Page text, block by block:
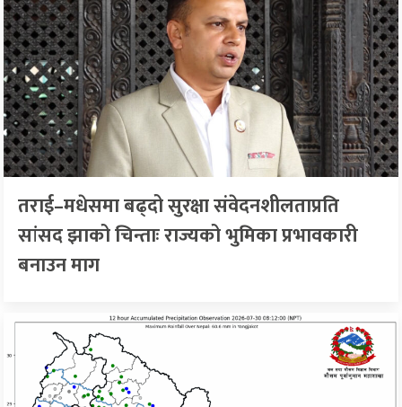
तराई–मधेसमा बढ्दो सुरक्षा संवेदनशीलताप्रति
सांसद झाको चिन्ताः राज्यको भुमिका प्रभावकारी
बनाउन माग